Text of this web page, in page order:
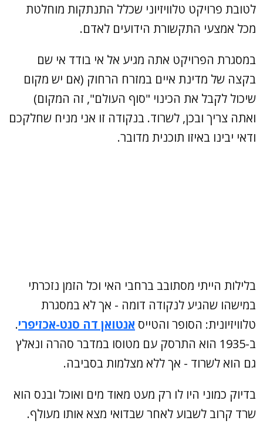
לטובת פרויקט טלוויזיוני שכלל התנתקות מוחלטת
מכל אמצעי התקשורת הידועים לאדם.
במסגרת הפרויקט אתה מגיע אל אי בודד אי שם
בקצה של מדינת איים במזרח הרחוק (אם יש מקום
שיכול לקבל את הכינוי "סוף העולם", זה המקום)
ואתה צריך ובכן, לשרוד. בנקודה זו אני מניח שחלקכם
ודאי יבינו באיזו תוכנית מדובר.
בלילות הייתי מסתובב ברחבי האי וכל הזמן נזכרתי
במישהו שהגיע לנקודה דומה - אך לא במסגרת
טלוויזיונית: הסופר והטייס אנטואן דה סנט-אכזיפרי.
ב-1935 הוא התרסק עם מטוסו במדבר סהרה ונאלץ
גם הוא לשרוד - אך ללא מצלמות בסביבה.
בדיוק כמוני היו לו רק מעט מאוד מים ואוכל ובנס הוא
שרד קרוב לשבוע לאחר שבדואי מצא אותו מעולף.